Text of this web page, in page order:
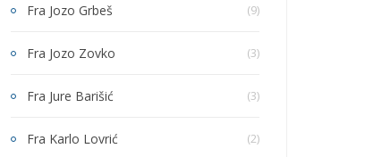
Fra Jozo Grbeš (9)
Fra Jozo Zovko (3)
Fra Jure Barišić (3)
Fra Karlo Lovrić (2)